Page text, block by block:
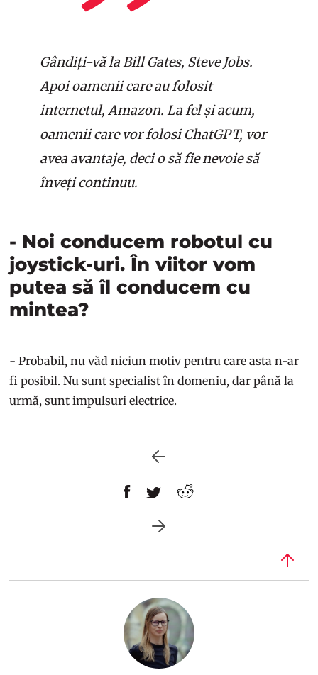
Gândiți-vă la Bill Gates, Steve Jobs.
Apoi oamenii care au folosit
internetul, Amazon. La fel și acum,
oamenii care vor folosi ChatGPT, vor
avea avantaje, deci o să fie nevoie să
înveți continuu.
- Noi conducem robotul cu
joystick-uri. În viitor vom
putea să îl conducem cu
mintea?
- Probabil, nu văd niciun motiv pentru care asta n-ar
fi posibil. Nu sunt specialist în domeniu, dar până la
urmă, sunt impulsuri electrice.